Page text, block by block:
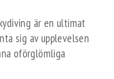
är en ultimat
sig av upplevelsen
oförglömliga